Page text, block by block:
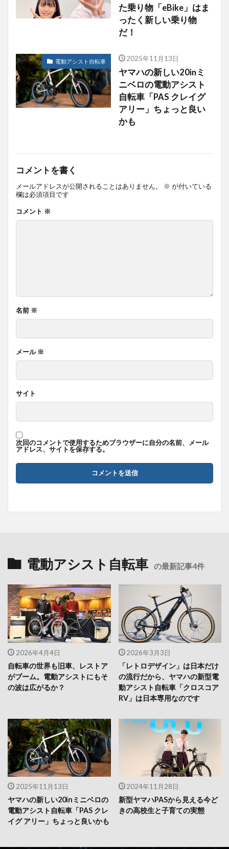
た乗り物「eBike」はま
ったく新しい乗り物
だ！
電動アシスト自転車 2025年11月13日
ヤマハの新しい20inミ
ニベロの電動アシスト
自転車「PAS クレイグ
アリー」ちょっと良い
かも
コメントを書く
メールアドレスが公開されることはありません。 ※ が付いている
欄は必須項目です
コメント ※
名前 ※
メール ※
サイト
次回のコメントで使用するためブラウザーに自分の名前、メール
アドレス、サイトを保存する。
電動アシスト自転車 の最新記事4件
2026年4月4日
自転車の世界も旧車、レストア
がブーム。電動アシストにもそ
の波は広がるか？
2026年3月3日
「レトロデザイン」は日本だけ
の流行だから、ヤマハの新型電
動アシスト自転車「クロスコア
RV」は日本専用なのです
2025年11月13日
ヤマハの新しい20inミニベロの
電動アシスト自転車「PAS クレ
イグ アリー」ちょっと良いかも
2024年11月28日
新型ヤマハPASから見える今ど
きの高校生と子育ての実態